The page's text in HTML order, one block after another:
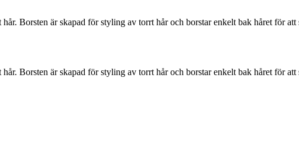
Borsten är skapad för styling av torrt hår och borstar enkelt bak håret för
Borsten är skapad för styling av torrt hår och borstar enkelt bak håret för